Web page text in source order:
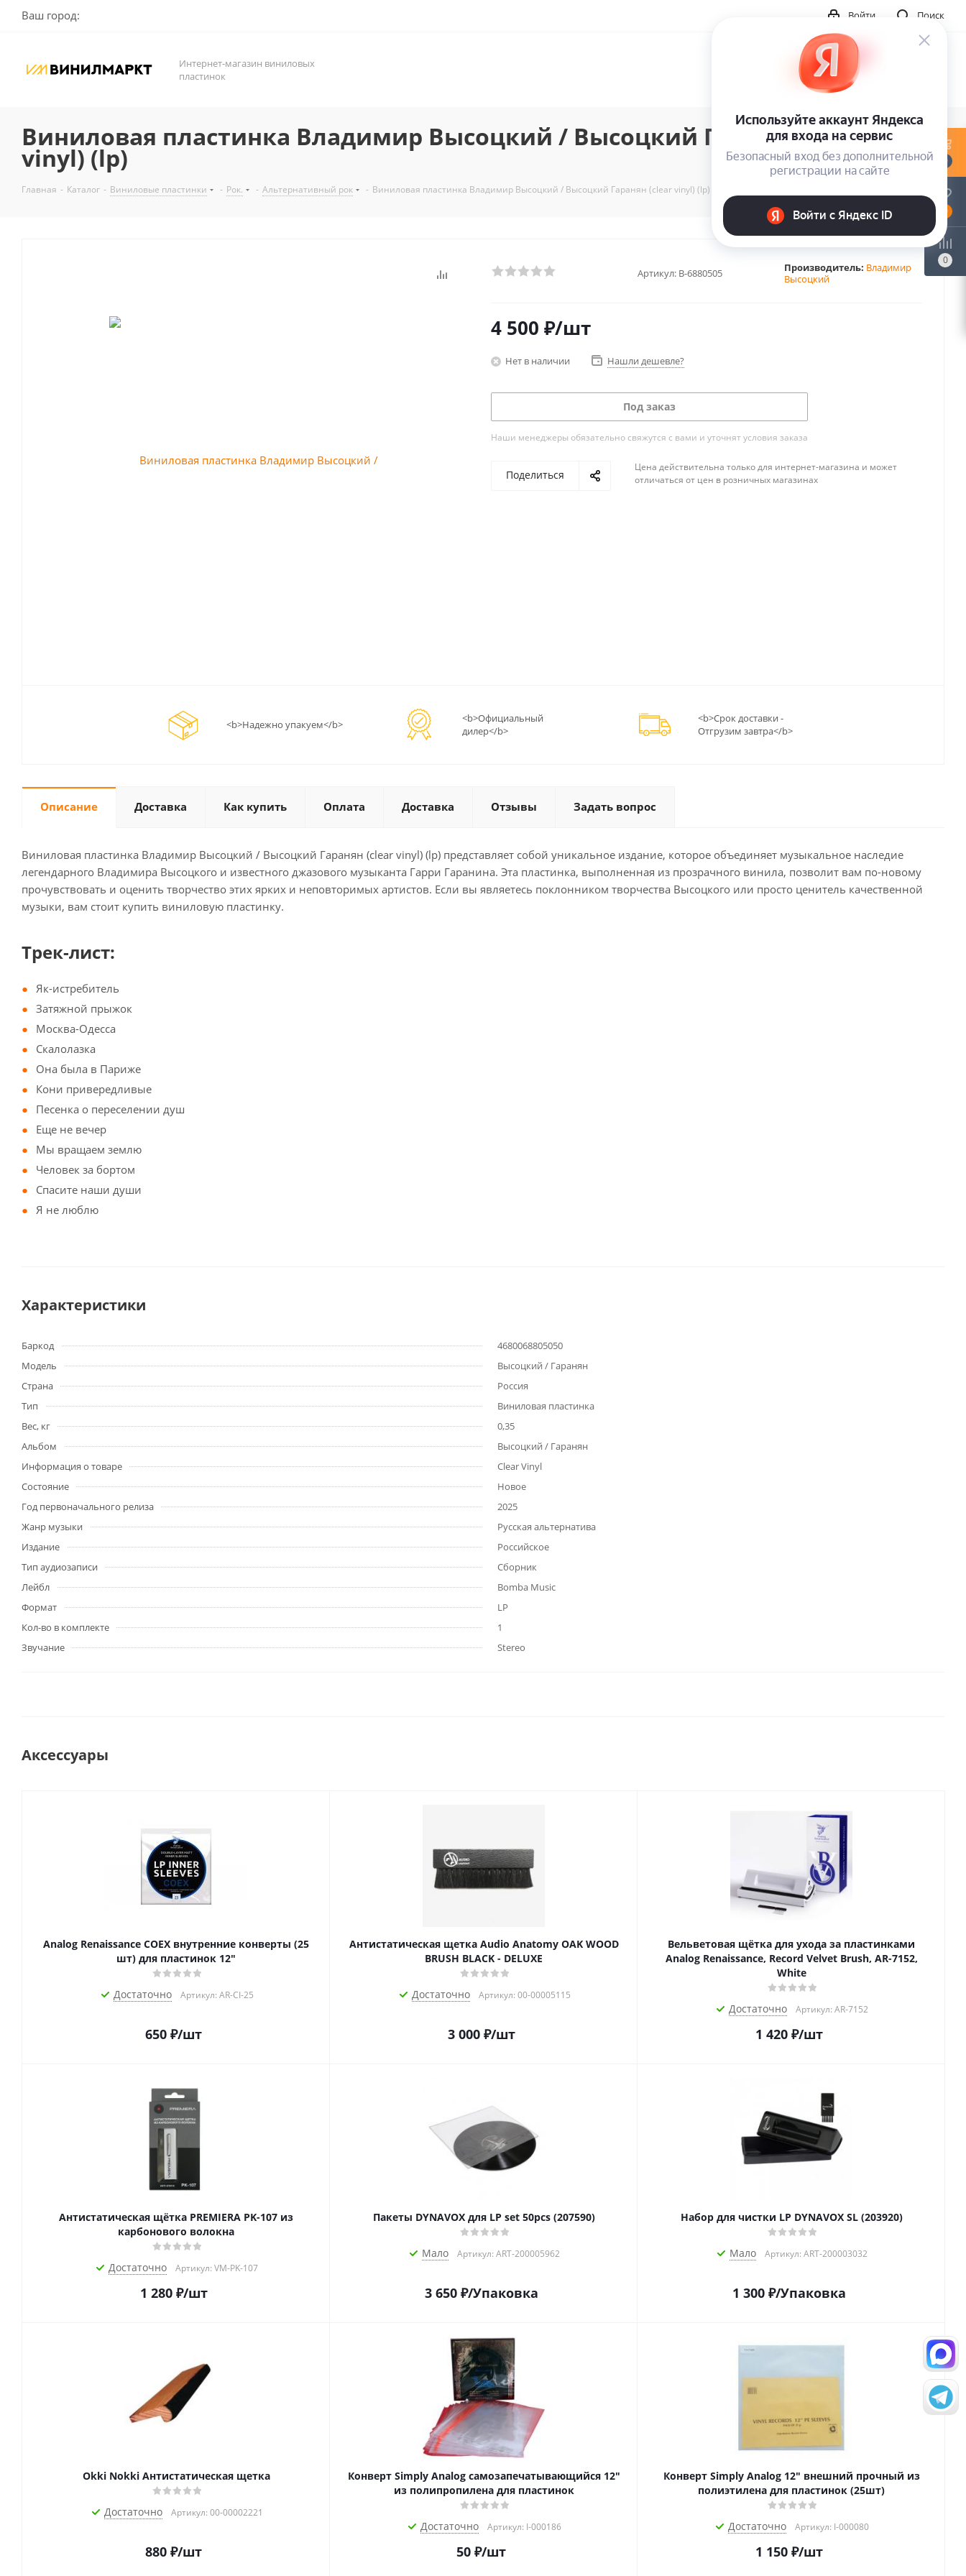
Ваш город: Поиск
Войти
Интернет-магазин виниловых
пластинок
Виниловая пластинка Владимир Высоцкий / Высоцкий Гаранян (clear
vinyl) (lp)
Главная - Каталог - Виниловые пластинки - Рок. - Альтернативный рок - Виниловая пластинка Владимир Высоцкий / Высоцкий Гаранян (clear vinyl) (lp)
Артикул: B-6880505 Производитель: Владимир
Высоцкий
4 500 ₽/шт
Нет в наличии Нашли дешевле?
Под заказ
Наши менеджеры обязательно свяжутся с вами и уточнят условия заказа
Поделиться
Цена действительна только для интернет-магазина и может
отличаться от цен в розничных магазинах
<b>Надежно упакуем</b>
<b>Официальный
дилер</b>
<b>Срок доставки -
Отгрузим завтра</b>
Описание Доставка Как купить Оплата Доставка Отзывы Задать вопрос
Виниловая пластинка Владимир Высоцкий / Высоцкий Гаранян (clear vinyl) (lp) представляет собой уникальное издание, которое объединяет музыкальное наследие
легендарного Владимира Высоцкого и известного джазового музыканта Гарри Гаранина. Эта пластинка, выполненная из прозрачного винила, позволит вам по-новому
прочувствовать и оценить творчество этих ярких и неповторимых артистов. Если вы являетесь поклонником творчества Высоцкого или просто ценитель качественной
музыки, вам стоит купить виниловую пластинку.
Трек-лист:
Як-истребитель
Затяжной прыжок
Москва-Одесса
Скалолазка
Она была в Париже
Кони привередливые
Песенка о переселении душ
Еще не вечер
Мы вращаем землю
Человек за бортом
Спасите наши души
Я не люблю
Характеристики
Баркод
4680068805050
Модель
Высоцкий / Гаранян
Страна
Россия
Тип
Виниловая пластинка
Вес, кг
0,35
Альбом
Высоцкий / Гаранян
Информация о товаре
Clear Vinyl
Состояние
Новое
Год первоначального релиза
2025
Жанр музыки
Русская альтернатива
Издание
Российское
Тип аудиозаписи
Сборник
Лейбл
Bomba Music
Формат
LP
Кол-во в комплекте
1
Звучание
Stereo
Аксессуары
Analog Renaissance COEX внутренние конверты (25
шт) для пластинок 12"
Достаточно Артикул: AR-CI-25
650 ₽/шт
Антистатическая щетка Audio Anatomy OAK WOOD
BRUSH BLACK - DELUXE
Достаточно Артикул: 00-00005115
3 000₽/шт
Вельветовая щётка для ухода за пластинками
Analog Renaissance, Record Velvet Brush, AR-7152,
White
Достаточно Артикул: AR-7152
1 420₽/шт
Антистатическая щётка PREMIERA PK-107 из
карбонового волокна
Достаточно Артикул: VM-PK-107
1 280₽/шт
Пакеты DYNAVOX для LP set 50pcs (207590)
Мало Артикул: ART-200005962
3 650₽/Упаковка
Набор для чистки LP DYNAVOX SL (203920)
Мало Артикул: ART-200003032
1 300₽/Упаковка
Okki Nokki Антистатическая щетка
Достаточно Артикул: 00-00002221
880 ₽/шт
Конверт Simply Analog самозапечатывающийся 12"
из полипропилена для пластинок
Достаточно Артикул: I-000186
50 ₽/шт
Конверт Simply Analog 12" внешний прочный из
полиэтилена для пластинок (25шт)
Достаточно Артикул: I-000080
1 150₽/шт
0
0
0